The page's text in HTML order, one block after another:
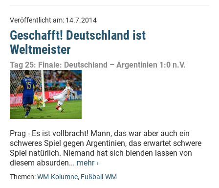
Veröffentlicht am: 14.7.2014
Geschafft! Deutschland ist
Weltmeister
Tag 25: Finale: Deutschland – Argentinien 1:0 n.V.
Prag - Es ist vollbracht! Mann, das war aber auch ein
schweres Spiel gegen Argentinien, das erwartet schwere
Spiel natürlich. Niemand hat sich blenden lassen von
diesem absurden... mehr ›
Themen:WM-Kolumne, Fußball-WM